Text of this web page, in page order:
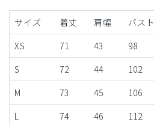
サイズ 着丈 肩幅 バスト
XS
71 43 98
S
72 44 102
M
73 45 106
L
74 46 112